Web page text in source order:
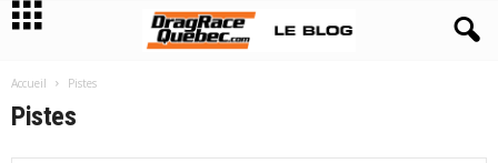
Accueil Pistes
Pistes